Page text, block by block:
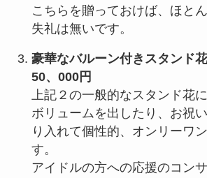
こちらを贈っておけば、ほと
失礼は無いです。
豪華なバルーン付きスタンド花
50、000円
上記２の一般的なスタンド花
ボリュームを出したり、お祝
り入れて個性的、オンリーワ
す。
アイドルの方への応援のコン